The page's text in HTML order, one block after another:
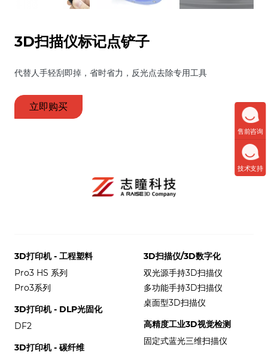
3D扫描仪标记点铲子
代替人手轻刮即掉，省时省力，反光点去除专用工具
立即购买
3D打印机 - 工程塑料
Pro3 HS 系列
Pro3系列
3D打印机 - DLP光固化
DF2
3D打印机 - 碳纤维
3D扫描仪/3D数字化
双光源手持3D扫描仪
多功能手持3D扫描仪
桌面型3D扫描仪
高精度工业3D视觉检测
固定式蓝光三维扫描仪
售前咨询
技术支持